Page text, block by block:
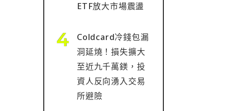
ETF放大市場震盪
Coldcard冷錢包漏
洞延燒！損失擴大
至近九千萬鎂，投
資人反向湧入交易
所避險